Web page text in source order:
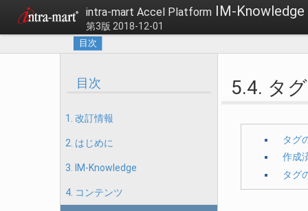
intra-mart Accel Platform IM-
第3版 2018-12-01
目次
目次
1. 改訂情報
2. はじめに
3. IM-Knowledge
4. コンテンツ
5.4. タ
タグ
作成
タグ